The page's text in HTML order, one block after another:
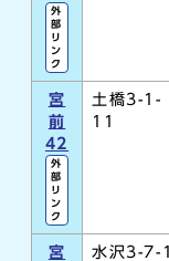
外
部
リ
ン
ク
宮
前
42
外
部
リ
ン
ク
土橋3-1-
11
宮
水沢3-7-1